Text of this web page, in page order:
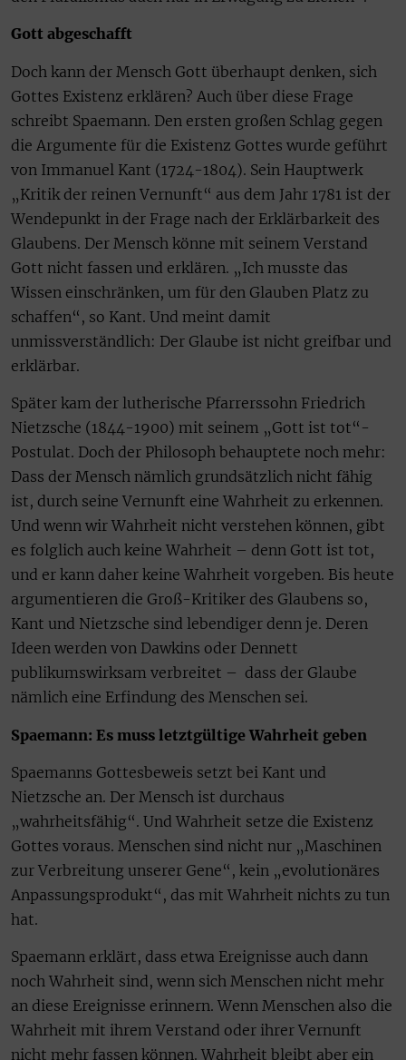
Gott abgeschafft
Doch kann der Mensch Gott überhaupt denken, sich
Gottes Existenz erklären? Auch über diese Frage
schreibt Spaemann. Den ersten großen Schlag gegen
die Argumente für die Existenz Gottes wurde geführt
von Immanuel Kant (1724-1804). Sein Hauptwerk
„Kritik der reinen Vernunft“ aus dem Jahr 1781 ist der
Wendepunkt in der Frage nach der Erklärbarkeit des
Glaubens. Der Mensch könne mit seinem Verstand
Gott nicht fassen und erklären. „Ich musste das
Wissen einschränken, um für den Glauben Platz zu
schaffen“, so Kant. Und meint damit
unmissverständlich: Der Glaube ist nicht greifbar und
erklärbar.
Später kam der lutherische Pfarrerssohn Friedrich
Nietzsche (1844-1900) mit seinem „Gott ist tot“-
Postulat. Doch der Philosoph behauptete noch mehr:
Dass der Mensch nämlich grundsätzlich nicht fähig
ist, durch seine Vernunft eine Wahrheit zu erkennen.
Und wenn wir Wahrheit nicht verstehen können, gibt
es folglich auch keine Wahrheit – denn Gott ist tot,
und er kann daher keine Wahrheit vorgeben. Bis heute
argumentieren die Groß-Kritiker des Glaubens so,
Kant und Nietzsche sind lebendiger denn je. Deren
Ideen werden von Dawkins oder Dennett
publikumswirksam verbreitet – dass der Glaube
nämlich eine Erfindung des Menschen sei.
Spaemann: Es muss letztgültige Wahrheit geben
Spaemanns Gottesbeweis setzt bei Kant und
Nietzsche an. Der Mensch ist durchaus
„wahrheitsfähig“. Und Wahrheit setze die Existenz
Gottes voraus. Menschen sind nicht nur „Maschinen
zur Verbreitung unserer Gene“, kein „evolutionäres
Anpassungsprodukt“, das mit Wahrheit nichts zu tun
hat.
Spaemann erklärt, dass etwa Ereignisse auch dann
noch Wahrheit sind, wenn sich Menschen nicht mehr
an diese Ereignisse erinnern. Wenn Menschen also die
Wahrheit mit ihrem Verstand oder ihrer Vernunft
nicht mehr fassen können. Wahrheit bleibt aber ein